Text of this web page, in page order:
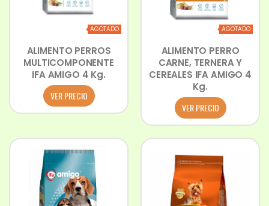
AGOTADO
ALIMENTO PERROS
MULTICOMPONENTE
IFA AMIGO 4 Kg.
VER PRECIO
AGOTADO
ALIMENTO PERRO
CARNE, TERNERA Y
CEREALES IFA AMIGO 4
Kg.
VER PRECIO